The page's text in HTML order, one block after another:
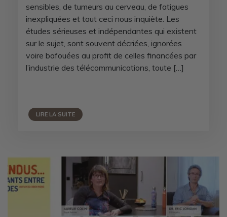
sensibles, de tumeurs au cerveau, de fatigues
inexpliquées et tout ceci nous inquiète. Les
études sérieuses et indépendantes qui existent
sur le sujet, sont souvent décriées, ignorées
voire bafouées au profit de celles financées par
l’industrie des télécommunications, toute […]
LIRE LA SUITE